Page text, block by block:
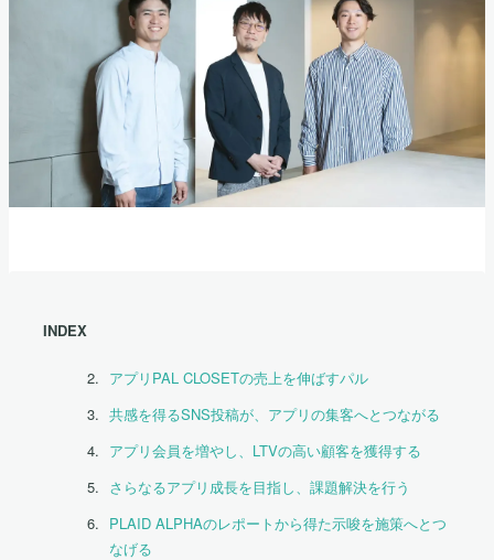
INDEX
アプリPAL CLOSETの売上を伸ばすパル
共感を得るSNS投稿が、アプリの集客へとつながる
アプリ会員を増やし、LTVの高い顧客を獲得する
さらなるアプリ成長を目指し、課題解決を行う
PLAID ALPHAのレポートから得た示唆を施策へとつ
なげる